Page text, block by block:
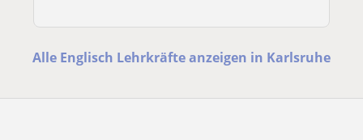
Alle Englisch Lehrkräfte anzeigen in Karlsruhe